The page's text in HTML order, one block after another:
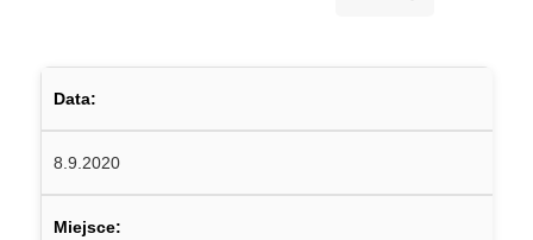
Data:
8.9.2020
Miejsce: